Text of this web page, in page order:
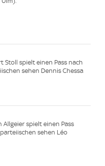
Stoll spielt einen Pass nach
sehen Dennis Chessa
Allgeier spielt einen Pass
sehen Léo